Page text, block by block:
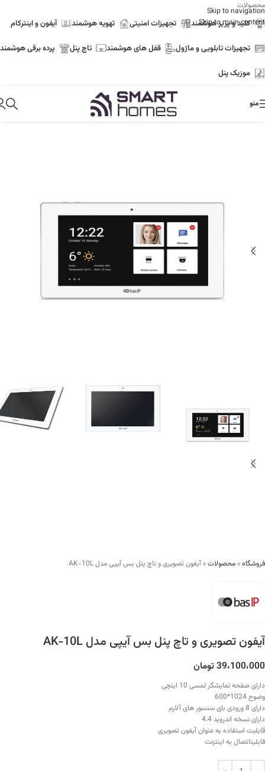
Skip to navigation
Skip to main content
محصولات
کلید و پریز هوشمند تجهیزات امنیتی تهویه هوشمند آیفون و اینترکام
تجهیزات تابلویی و ماژول قفل های هوشمند تاچ پنل پرده برقی هوشمند
موزیک پنل
منو
فروشگاه»محصولات»آیفون تصویری و تاچ پنل بس آیپی مدل AK-10L
آیفون تصویری و تاچ پنل بس آیپی مدل AK-10L
39،100،000تومان
دارای صفحه نمایشگر لمسی 10 اینچی
وضوح 1024*600
دارای 8 ورودی بای سنسور های آلارم
دارای نسخه اندروید 4.4
قابلیت استفاده به عنوان آیفون تصویری
قابلیتاتصال به اینترنت